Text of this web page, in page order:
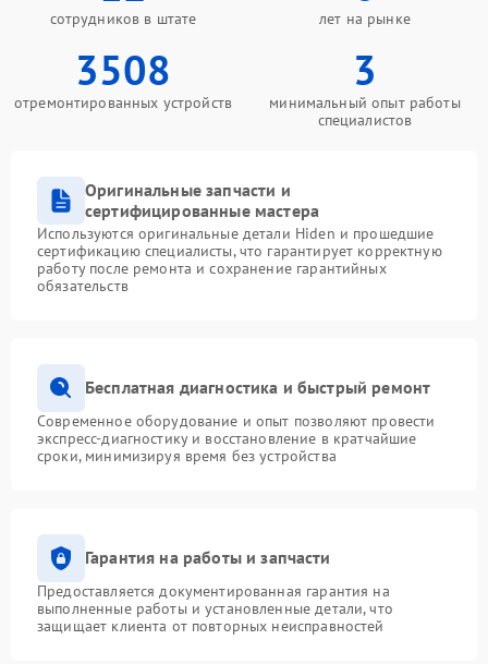
сотрудников в штате лет на рынке
3508
отремонтированных устройств
3
минимальный опыт работы
специалистов
Оригинальные запчасти и
сертифицированные мастера
Используются оригинальные детали Hiden и прошедшие
сертификацию специалисты, что гарантирует корректную
работу после ремонта и сохранение гарантийных
обязательств
Бесплатная диагностика и быстрый ремонт
Современное оборудование и опыт позволяют провести
экспресс-диагностику и восстановление в кратчайшие
сроки, минимизируя время без устройства
Гарантия на работы и запчасти
Предоставляется документированная гарантия на
выполненные работы и установленные детали, что
защищает клиента от повторных неисправностей